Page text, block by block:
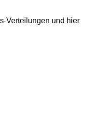
Verteilungen und hier